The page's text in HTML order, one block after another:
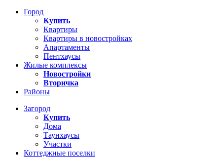
Город
Купить
Квартиры
Квартиры в новостройках
Апартаменты
Пентхаусы
Жилые комплексы
Новостройки
Вторичка
Районы
Загород
Купить
Дома
Таунхаусы
Участки
Коттеджные поселки